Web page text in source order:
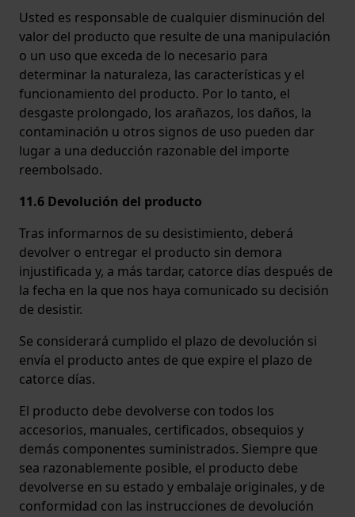
Usted es responsable de cualquier disminución del
valor del producto que resulte de una manipulación
o un uso que exceda de lo necesario para
determinar la naturaleza, las características y el
funcionamiento del producto. Por lo tanto, el
desgaste prolongado, los arañazos, los daños, la
contaminación u otros signos de uso pueden dar
lugar a una deducción razonable del importe
reembolsado.
11.6 Devolución del producto
Tras informarnos de su desistimiento, deberá
devolver o entregar el producto sin demora
injustificada y, a más tardar, catorce días después de
la fecha en la que nos haya comunicado su decisión
de desistir.
Se considerará cumplido el plazo de devolución si
envía el producto antes de que expire el plazo de
catorce días.
El producto debe devolverse con todos los
accesorios, manuales, certificados, obsequios y
demás componentes suministrados. Siempre que
sea razonablemente posible, el producto debe
devolverse en su estado y embalaje originales, y de
conformidad con las instrucciones de devolución